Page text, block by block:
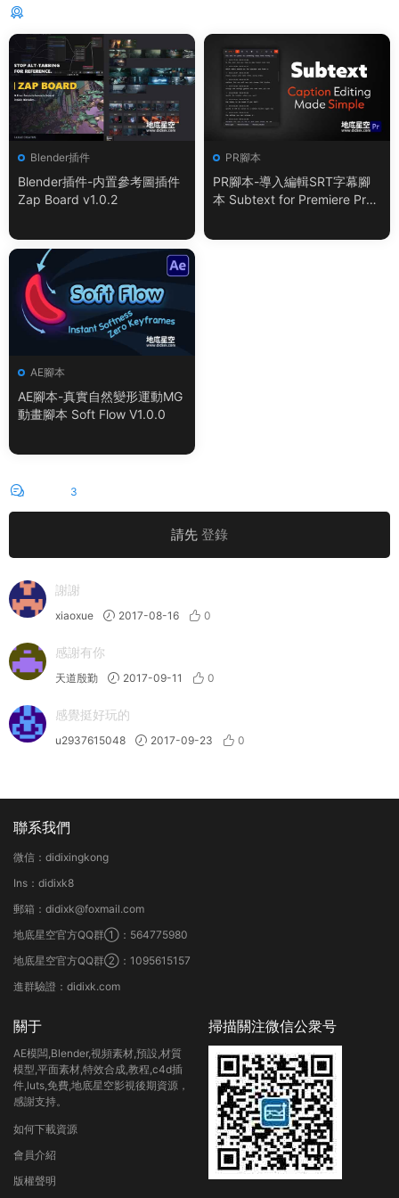
Blender插件
Blender插件-内置參考圖插件
Zap Board v1.0.2
PR腳本
PR腳本-導入編輯SRT字幕腳
本 Subtext for Premiere Pro
AE腳本
AE腳本-真實自然變形運動MG
動畫腳本 Soft Flow V1.0.0
3
請先 登錄
謝謝
xiaoxue 2017-08-16 0
感謝有你
天道殷勤 2017-09-11 0
感覺挺好玩的
u2937615048 2017-09-23 0
聯系我們
微信：didixingkong
Ins：didixk8
郵箱：didixk@foxmail.com
地底星空官方QQ群①：564775980
地底星空官方QQ群②：1095615157
進群驗證：didixk.com
關于
AE模闆,Blender,視頻素材,預設,材質
模型,平面素材,特效合成,教程,c4d插
件,luts,免費,地底星空影視後期資源，
感謝支持。
如何下載資源
會員介紹
版權聲明
掃描關注微信公衆号